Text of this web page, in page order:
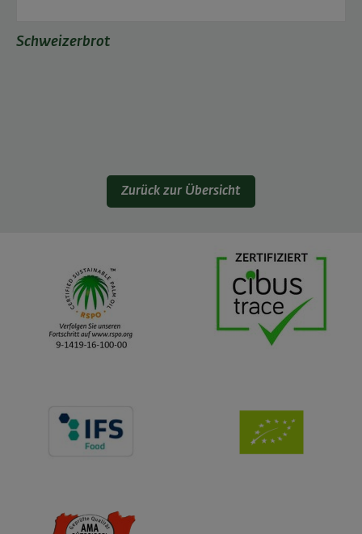
Schweizerbrot
Zurück zur Übersicht